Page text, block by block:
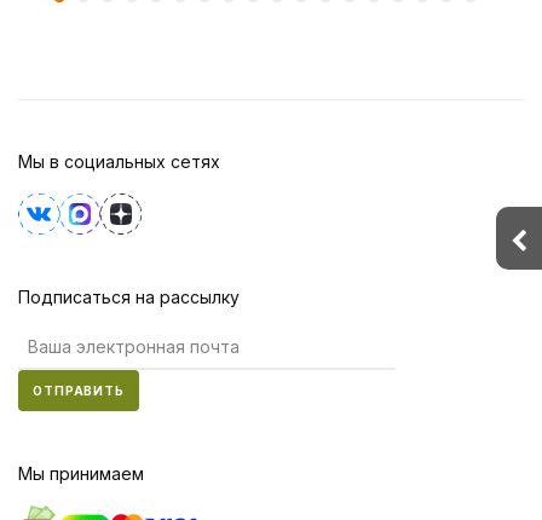
Мы в социальных сетях
Подписаться на рассылку
ОТПРАВИТЬ
Мы принимаем